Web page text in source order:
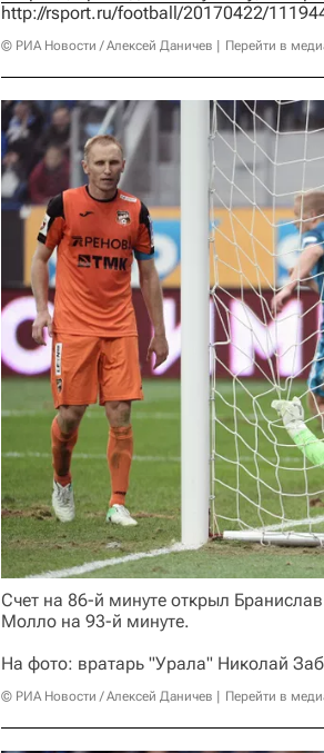
http://rsport.ru/football/20170422/
© РИА Новости / Алексей Даничев Перейти в
Счет на 86-й минуте открыл
Молло на 93-й минуте.
На фото: вратарь "Урала" Николай
© РИА Новости / Алексей Даничев Перейти в